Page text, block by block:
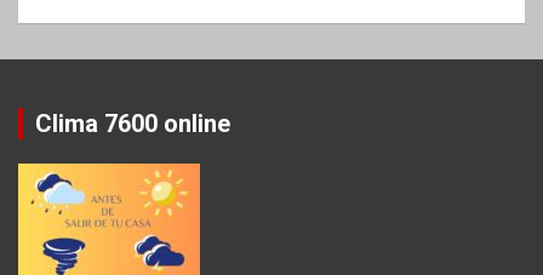
Clima 7600 online